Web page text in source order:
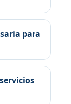
para